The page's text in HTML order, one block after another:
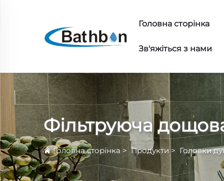
Головна сторінка
Зв'яжіться з нами
Фільтруюча
Головна сторінка >Продукти > Головки